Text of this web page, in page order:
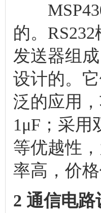
的。
发送器组
设计的。
泛的应用
1μF；采用
等优越性
率高，价
2 通信电路